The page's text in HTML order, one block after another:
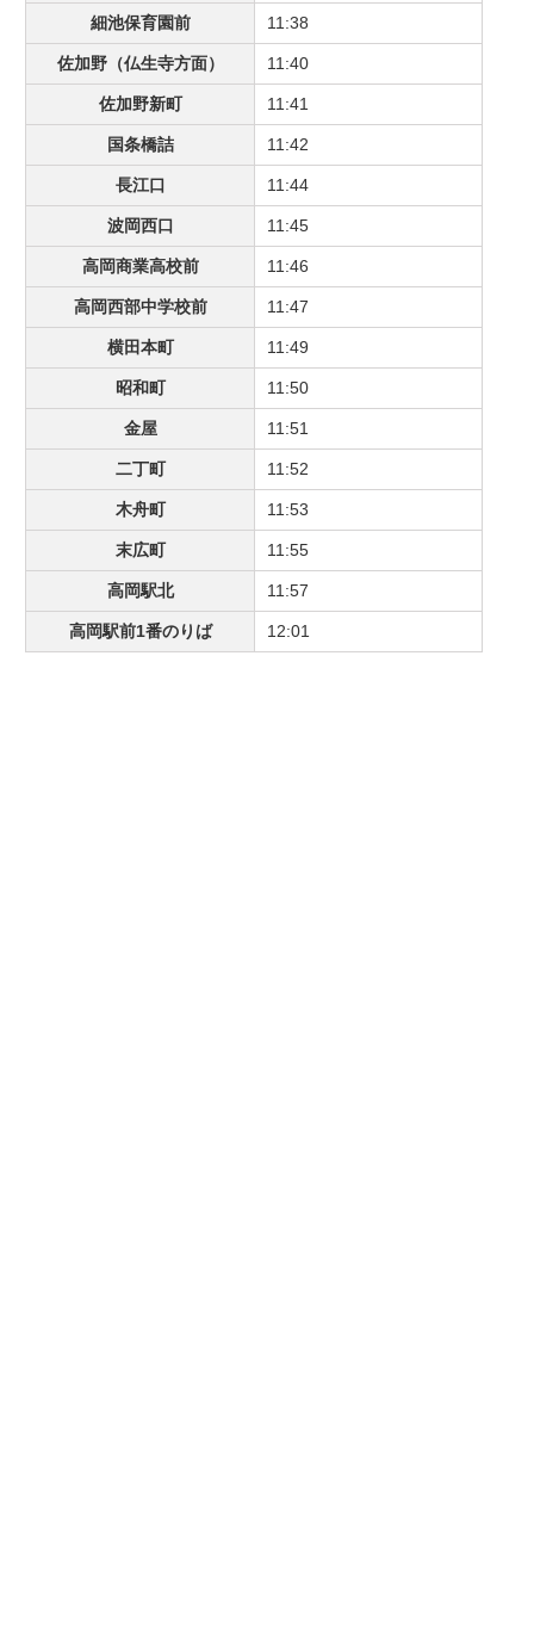
細池保育園前 11:38
佐加野（仏生寺方面） 11:40
佐加野新町 11:41
国条橋詰 11:42
長江口 11:44
波岡西口 11:45
高岡商業高校前 11:46
高岡西部中学校前 11:47
横田本町 11:49
昭和町 11:50
金屋 11:51
二丁町 11:52
木舟町 11:53
末広町 11:55
高岡駅北 11:57
高岡駅前1番のりば 12:01